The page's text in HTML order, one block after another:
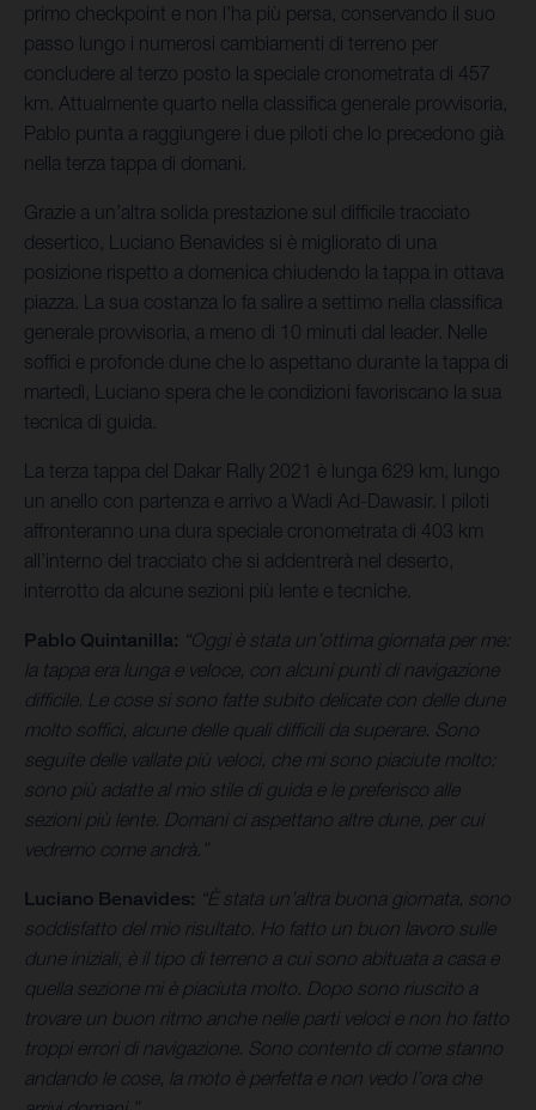
primo checkpoint e non l’ha più persa, conservando il suo
passo lungo i numerosi cambiamenti di terreno per
concludere al terzo posto la speciale cronometrata di 457
km. Attualmente quarto nella classifica generale provvisoria,
Pablo punta a raggiungere i due piloti che lo precedono già
nella terza tappa di domani.
Grazie a un’altra solida prestazione sul difficile tracciato
desertico, Luciano Benavides si è migliorato di una
posizione rispetto a domenica chiudendo la tappa in ottava
piazza. La sua costanza lo fa salire a settimo nella classifica
generale provvisoria, a meno di 10 minuti dal leader. Nelle
soffici e profonde dune che lo aspettano durante la tappa di
martedì, Luciano spera che le condizioni favoriscano la sua
tecnica di guida.
La terza tappa del Dakar Rally 2021 è lunga 629 km, lungo
un anello con partenza e arrivo a Wadi Ad-Dawasir. I piloti
affronteranno una dura speciale cronometrata di 403 km
all’interno del tracciato che si addentrerà nel deserto,
interrotto da alcune sezioni più lente e tecniche.
Pablo Quintanilla: “Oggi è stata un’ottima giornata per me:
la tappa era lunga e veloce, con alcuni punti di navigazione
difficile. Le cose si sono fatte subito delicate con delle dune
molto soffici, alcune delle quali difficili da superare. Sono
seguite delle vallate più veloci, che mi sono piaciute molto:
sono più adatte al mio stile di guida e le preferisco alle
sezioni più lente. Domani ci aspettano altre dune, per cui
vedremo come andrà.”
Luciano Benavides: “È stata un’altra buona giornata, sono
soddisfatto del mio risultato. Ho fatto un buon lavoro sulle
dune iniziali, è il tipo di terreno a cui sono abituata a casa e
quella sezione mi è piaciuta molto. Dopo sono riuscito a
trovare un buon ritmo anche nelle parti veloci e non ho fatto
troppi errori di navigazione. Sono contento di come stanno
andando le cose, la moto è perfetta e non vedo l’ora che